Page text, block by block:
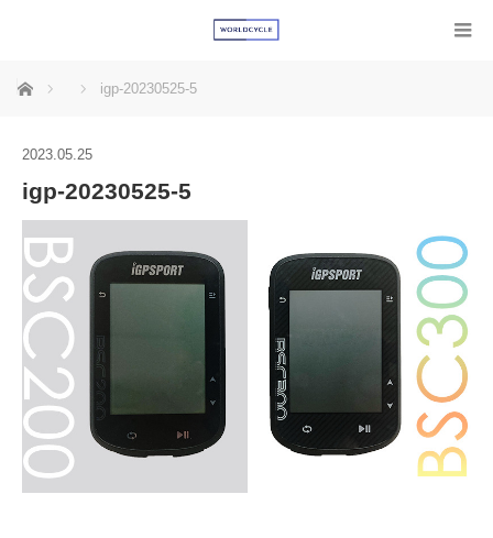
ホーム igp-20230525-5
2023.05.25
igp-20230525-5